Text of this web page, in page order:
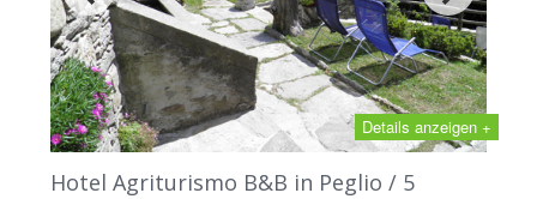
Details anzeigen +
Hotel Agriturismo B&B in Peglio / 5